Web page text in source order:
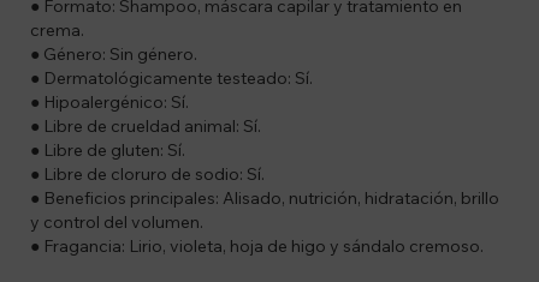
● Formato: Shampoo, máscara capilar y tratamiento en
crema.
● Género: Sin género.
● Dermatológicamente testeado: Sí.
● Hipoalergénico: Sí.
● Libre de crueldad animal: Sí.
● Libre de gluten: Sí.
● Libre de cloruro de sodio: Sí.
● Beneficios principales: Alisado, nutrición, hidratación, brillo
y control del volumen.
● Fragancia: Lirio, violeta, hoja de higo y sándalo cremoso.